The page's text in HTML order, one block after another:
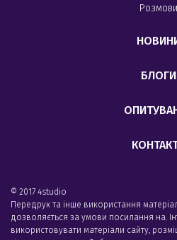
Розмови
БЛОГИ
© 2017 4studio
Передрук та інше використання
дозволяється за умови посилання на.
використовувати матеріали сайту,